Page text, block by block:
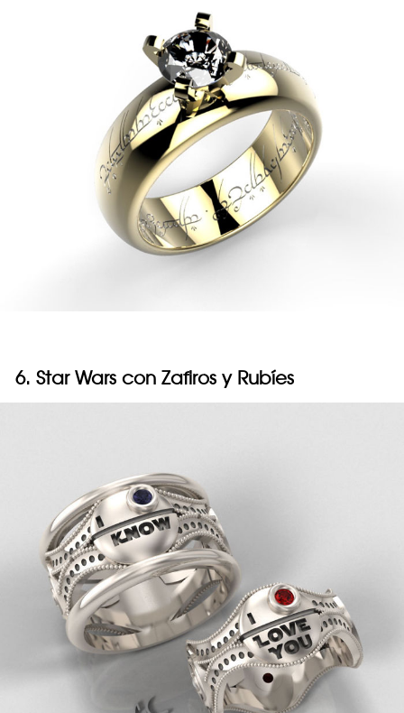
6. Star Wars con Zafiros y Rubíes